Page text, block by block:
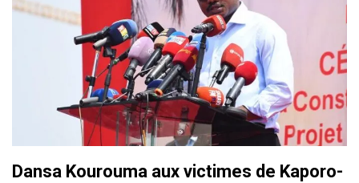
Dansa Kourouma aux victimes de Kaporo-